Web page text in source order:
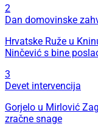
2
Dan domovinske
Hrvatske Ruže u
Ninčević s bine
3
Devet intervencija
Gorjelo u Mirlović
zračne snage